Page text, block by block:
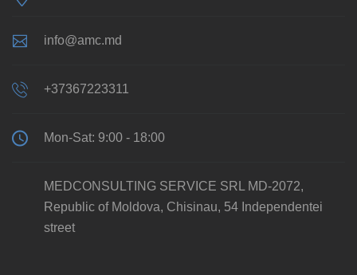
info@amc.md
+37367223311
Mon-Sat: 9:00 - 18:00
MEDCONSULTING SERVICE SRL MD-2072,
Republic of Moldova, Chisinau, 54 Independentei
street